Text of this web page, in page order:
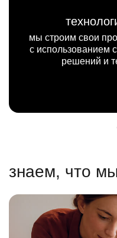
свои процессы и
самых
и технологий
знаем, что